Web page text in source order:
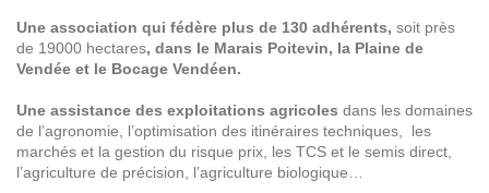
Une association qui fédère plus de 130 adhérents, soit près
de 19000 hectares, dans le Marais Poitevin, la Plaine de
Vendée et le Bocage Vendéen.
Une assistance des exploitations agricoles dans les domaines
de l’agronomie, l’optimisation des itinéraires techniques, les
marchés et la gestion du risque prix, les TCS et le semis direct,
l’agriculture de précision, l’agriculture biologique…